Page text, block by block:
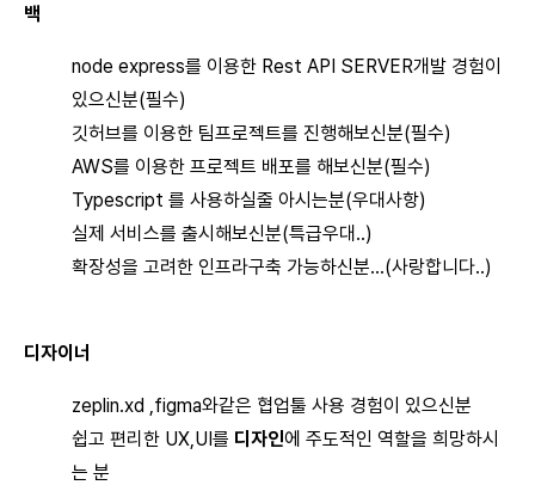
백
node express를 이용한 Rest API SERVER개발 경험이
있으신분(필수)
깃허브를 이용한 팀프로젝트를 진행해보신분(필수)
AWS를 이용한 프로젝트 배포를 해보신분(필수)
Typescript 를 사용하실줄 아시는분(우대사항)
실제 서비스를 출시해보신분(특급우대..)
확장성을 고려한 인프라구축 가능하신분...(사랑합니다..)
디자이너
zeplin.xd ,figma와같은 협업툴 사용 경험이 있으신분
쉽고 편리한 UX,UI를 디자인에 주도적인 역할을 희망하시
는 분